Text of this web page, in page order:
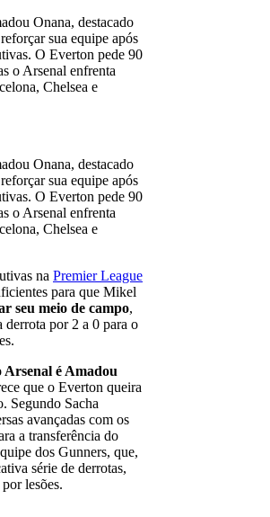
Onana, destacado
sua equipe após
O Everton pede 90
o Arsenal enfrenta
Chelsea e
Onana, destacado
sua equipe após
O Everton pede 90
o Arsenal enfrenta
Chelsea e
na Premier League
para que Mikel
seu meio de campo,
derrota por 2 a 0 para o
Arsenal é Amadou
que o Everton queira
Segundo Sacha
avançadas com os
a transferência do
dos Gunners, que,
série de derrotas,
lesões.